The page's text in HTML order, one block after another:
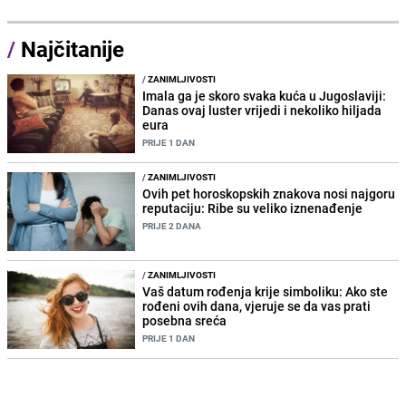
/ Najčitanije
/ZANIMLJIVOSTI
Imala ga je skoro svaka kuća u Jugoslaviji:
Danas ovaj luster vrijedi i nekoliko hiljada
eura
PRIJE 1 DAN
/ZANIMLJIVOSTI
Ovih pet horoskopskih znakova nosi najgoru
reputaciju: Ribe su veliko iznenađenje
PRIJE 2 DANA
/ZANIMLJIVOSTI
Vaš datum rođenja krije simboliku: Ako ste
rođeni ovih dana, vjeruje se da vas prati
posebna sreća
PRIJE 1 DAN